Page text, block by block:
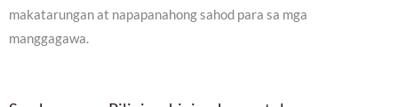
makatarungan at napapanahong sahod para sa mga
manggagawa.